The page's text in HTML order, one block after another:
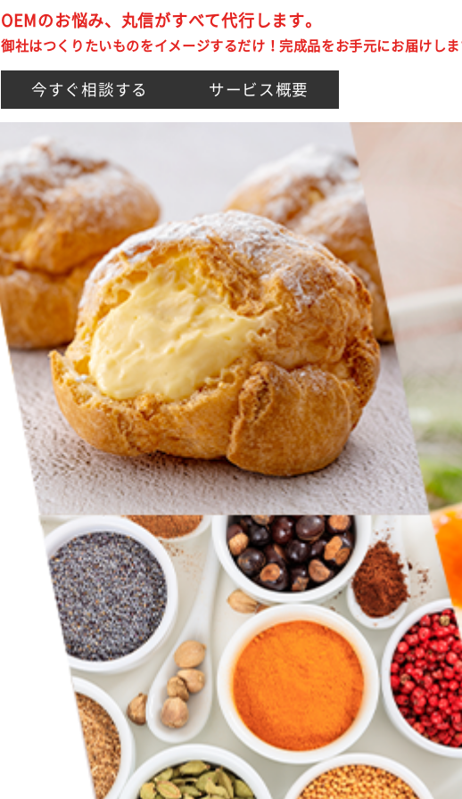
OEMのお悩み、丸信がすべて代行します。
御社はつくりたいものをイメージするだけ！完成品をお手元にお届けし
今すぐ相談する サービス概要